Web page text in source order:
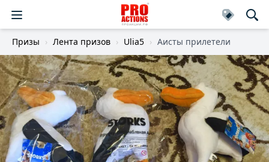
Призы Лента призов Ulia5 Аисты прилетели